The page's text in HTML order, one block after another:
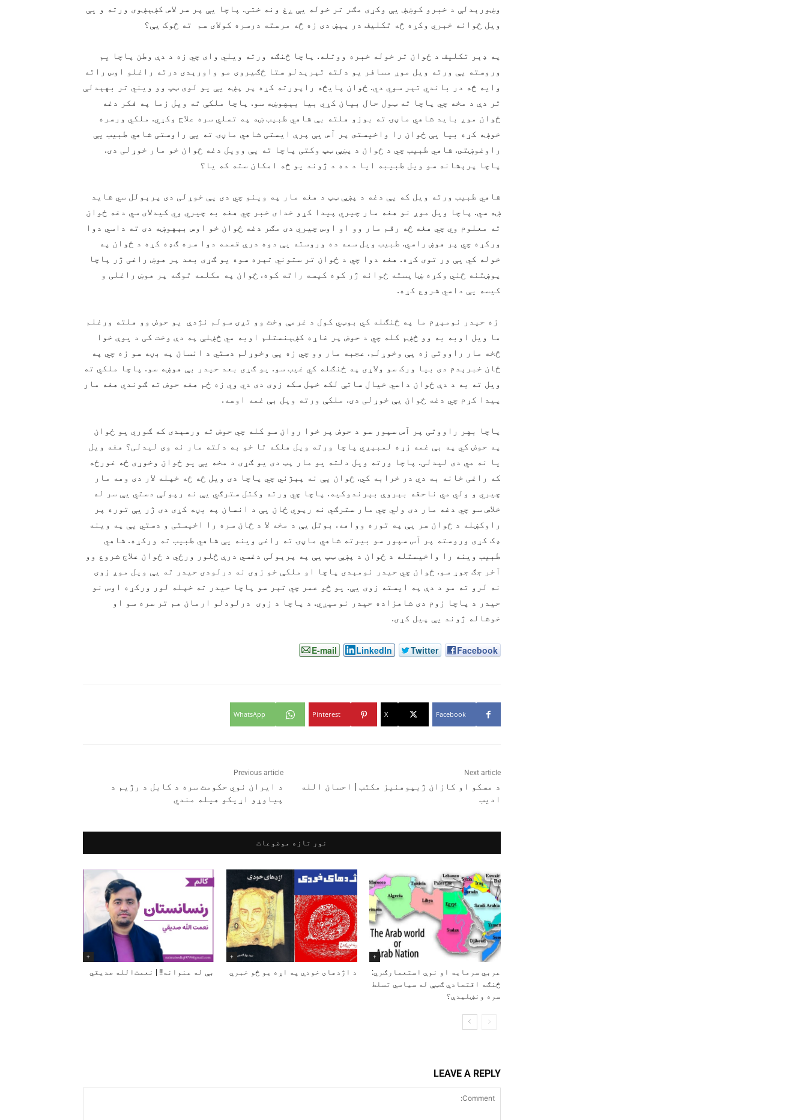
وښورېدلې د خبرو کوښښ یې وکړی مګر تر خوله یې ږغ ونه ختی. پاچا یې پر سر لاس کښېښوى ورته و يې
ویل ځوانه خبري وکړه څه تکلیف در پیښ دی زه څه مرسته درسره کولای سم ته څوک یې؟
په ډېر تکلیف د ځوان تر خوله خبره ووتله. پاچا څنګه ورته ویلي وای چي زه د دې وطن پاچا یم
وروسته یې ورته ویل موږ مسافر یو دلته تېرېدلو ستا ځګيروی مو واورېدی درته راغلو اوس راته
وایه څه در باندي تېر سوي دي. ځوان پایڅه راپورته کړه پر پښه یې یو لوی ټپ وو ویني تر بهېدلې
تر دې د مخه چي پاچا ته ټول حال بیان کړي بیا بېهوښه سو. پاچا ملکې ته ویل زما په فکر دغه
ځوان موږ باید شاهي ماڼۍ ته بوزو هلته بې شاهي طبیب ښه په تسلي سره علاج وکړي. ملکي ورسره
خوښه کړه بیا یې ځوان را واخیستى پر آس یې پرې ایستی شاهي ماڼۍ ته یې راوستی شاهي طبیب یې
راوغوښتى. شاهي طبیب چي د ځوان د پښې ټپ وکتی پاچا ته یې وویل دغه ځوان خو مار خوړلی دی.
پاچا پرېشانه سو ویل طبیبه ایا د ده د ژوند یو څه امکان سته که يا؟
شاهي طبیب ورته ویل که یې دغه د پښې ټپ د هغه مار په وینو چي دی یې خوړلی دی پرېولل سي شاید
ښه سي. پاچا ویل موږ نو هغه مار چیري پیدا کړو خدای خبر چي هغه به چیري وي کيدلای سي دغه ځوان
ته معلوم وي چي هغه څه رقم مار وو او اوس چیري دی مګر دغه ځوان خو اوس بېهوښه دی ته داسي دوا
ورکړه چي پر هوښ راسي. طبیب ویل سمه ده وروسته یې دوه درې قسمه دوا سره ګډه کړه د ځوان په
خوله کي یې ور توی کړه. هغه دوا چي د ځوان تر ستوني تېره سوه یو ګړی بعد پر هوښ راغی ژر پاچا
پوښتنه ځني وکړه ښایسته ځوانه ژر کوه کیسه راته کوه. ځوان په مکلمه توګه پر هوښ راغلی و
کیسه یې داسي شروع کړه.
زه حیدر نومېږم ما په ځنګله کي بوټي کول د غرمې وخت وو تږی سولم نژدې یو حوض وو هلته ورغلم
ما ویل اوبه به وو څښم کله چي د حوض پر غاړه کښېنستلم اوبه مي څښلې په دې وخت کی د یوې خوا
څخه مار راووتی زه یې وخوړلم. عجبه مار وو چي زه یې وخوړلم دستي د انسان په بڼه سو زه چي په
ځان خبرېدم دی بیا ورک سو ولاړی په ځنګله کي غیب سو. یو ګړی بعد حیدر بې هوښه سو. پاچا ملکي ته
ویل ته به د دې ځوان داسي خیال ساتې لکه خپل سکه زوی دى دي وي زه ځم هغه حوض ته ګوندي هغه مار
پیدا کړم چي دغه ځوان یې خوړلی دی. ملکې ورته ویل بې غمه اوسه.
پاچا بهر راووتی پر آس سپور سو د حوض پر خوا روان سو کله چي حوض ته ورسېدی که ګوري یو ځوان
په حوض کي په بې غمه زړه لمبېږي پاچا ورته ویل هلکه تا خو به دلته مار نه وی لیدلی؟ هغه ویل
يا نه مي دی لیدلی. پاچا ورته ویل دلته یو مار پټ دی یو ګړی د مخه یې یو ځوان وخوړی ځه غورځه
که راغی خانه به دي در خرابه کي. ځوان یې نه پېژني چي پاچا دی ویل ځه ځه خپله لار دی وهه مار
چیري و ولي مي ناحقه بېروې بېرندوکیه. پاچا چي ورته وکتل سترګي یې نه رپولې دستي یې سر له
خلاص سو چي دغه مار دی ولي چي مار سترګي نه رپوي ځان یې د انسان په بڼه کړی دی ژر یې توره پر
راوکښله د ځوان سر یې په توره وواهه. بوتل یې د مخه لا د ځان سره را اخیستی و دستي یې په وینه
ډک کړی وروسته پر آس سپور سو بیرته شاهي ماڼۍ ته راغی وینه یې شاهي طبیب ته ورکړه. شاهي
طبیب وینه را واخیستله د ځوان د پښې ټپ یې په پرېولی دغسي درې څلور ورځي د ځوان علاج شروع وو
آخر جګ جوړ سو. ځوان چي حیدر نومېدی پاچا او ملکې خو زوی نه درلودی حیدر ته یې ویل موږ زوی
نه لرو ته مو د دې په ایسته زوی یې. یو څو عمر چي تېر سو پاچا حیدر ته خپله لور ورکړه اوس نو
حیدر د پاچا زوم دی شاهزاده حیدر نومیږي. د پاچا د زوی درلودلو ارمان هم تر سره سو او
خوشاله ژوند یې پیل کړی.
Facebook
Twitter
LinkedIn
E-mail
Facebook
X
Pinterest
WhatsApp
Previous article
د ایران نوي حکومت سره د کابل د رژیم د
پياوړو اړیکو هیله مندي
Next article
د مسکو او کازان ژبپوهنیز مکتب | احسان الله
ادیب
نور تازه موضوعات
+
عربي سرمایه او نوې استعمارګري:
څنګه اقتصادي ګټې له سیاسي تسلط
سره ونښلیدې؟
+
د اژدهای خودي په اړه یو څو خبري
+
بې له عنوانه!! | نعمت‌الله صدیقي
LEAVE A REPLY